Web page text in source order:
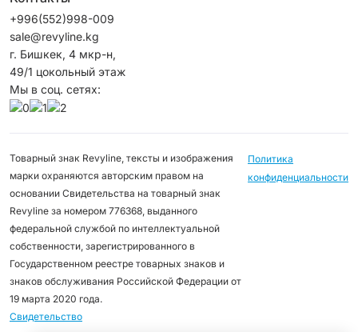
+996(552)998-009
sale@revyline.kg
г. Бишкек, 4 мкр-н,
49/1 цокольный этаж
Мы в соц. сетях:
Товарный знак Revyline, тексты и изображения
марки охраняются авторским правом на
основании Свидетельства на товарный знак
Revyline за номером 776368, выданного
федеральной службой по интеллектуальной
собственности, зарегистрированного в
Государственном реестре товарных знаков и
знаков обслуживания Российской Федерации от
19 марта 2020 года.
Свидетельство
Политика
конфиденциальности